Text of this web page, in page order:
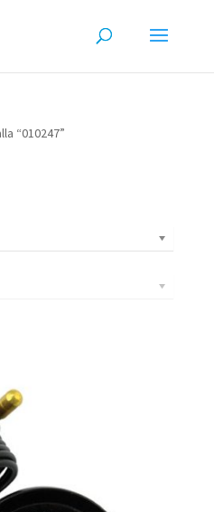
“010247”